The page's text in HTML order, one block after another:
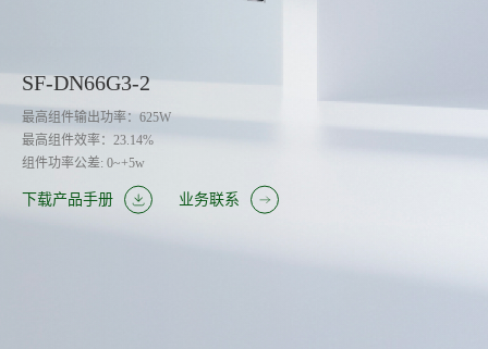
SF-DN66G3-2
最高组件输出功率：625W
最高组件效率：23.14%
组件功率公差: 0~+5w
下载产品手册 业务联系